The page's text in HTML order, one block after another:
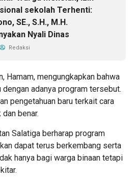
sekolah Terhenti:
SE., S.H., M.H.
Nyali Dinas
Redaksi
Hamam, mengungkapkan bahwa
adanya program tersebut.
pengetahuan baru terkait cara
benar.
Salatiga berharap program
dapat terus berkembang serta
hanya bagi warga binaan tetapi